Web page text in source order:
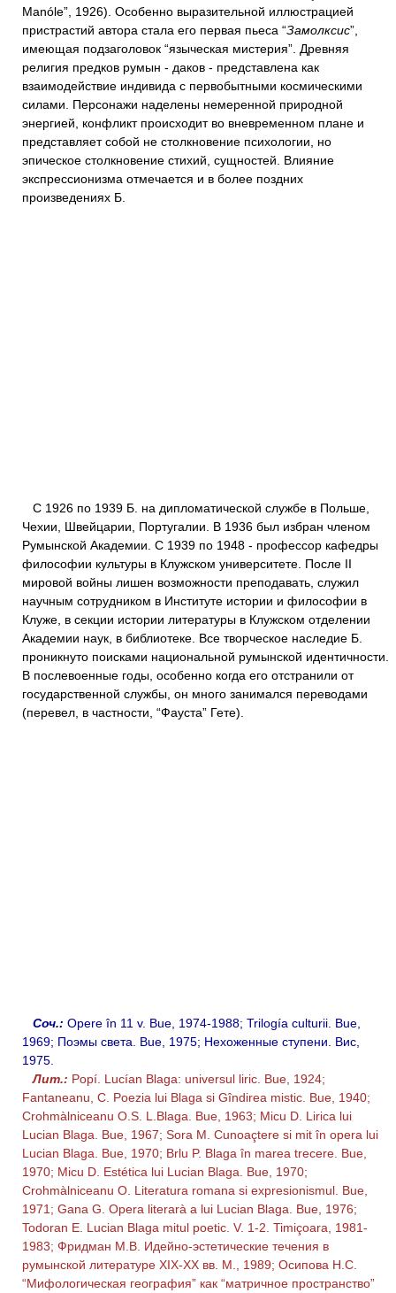
Manóle”, 1926). Особенно выразительной иллюстрацией
пристрастий автора стала его первая пьеса “Замолксис”,
имеющая подзаголовок “языческая мистерия”. Древняя
религия предков румын - даков - представлена как
взаимодействие индивида с первобытными космическими
силами. Персонажи наделены немеренной природной
энергией, конфликт происходит во вневременном плане и
представляет собой не столкновение психологии, но
эпическое столкновение стихий, сущностей. Влияние
экспрессионизма отмечается и в более поздних
произведениях Б.
С 1926 по 1939 Б. на дипломатической службе в Польше,
Чехии, Швейцарии, Португалии. В 1936 был избран членом
Румынской Академии. С 1939 по 1948 - профессор кафедры
философии культуры в Клужском университете. После II
мировой войны лишен возможности преподавать, служил
научным сотрудником в Институте истории и философии в
Клуже, в секции истории литературы в Клужском отделении
Академии наук, в библиотеке. Все творческое наследие Б.
проникнуто поисками национальной румынской идентичности.
В послевоенные годы, особенно когда его отстранили от
государственной службы, он много занимался переводами
(перевел, в частности, “Фауста” Гете).
Соч.: Opere în 11 v. Bue, 1974-1988; Trilogía culturii. Bue,
1969; Поэмы света. Bue, 1975; Heхоженные ступени. Вис,
1975.
Лит.: Popí. Lucían Blaga: universul liric. Bue, 1924;
Fantaneanu, С. Poezia lui Blaga si Gîndirea mistic. Bue, 1940;
Crohmàlniceanu O.S. L.Blaga. Bue, 1963; Micu D. Lirica lui
Lucian Blaga. Bue, 1967; Sora M. Cunoaçtere si mit în opera lui
Lucian Blaga. Bue, 1970; Brlu P. Blaga în marea trecere. Bue,
1970; Micu D. Estética lui Lucian Blaga. Bue, 1970;
Crohmàlniceanu O. Literatura romana si expresionismul. Bue,
1971; Gana G. Opera literarà a lui Lucian Blaga. Bue, 1976;
Todoran E. Lucian Blaga mitul poetic. V. 1-2. Timiçoara, 1981-
1983; Фридман M.B. Идейно-эстетические течения в
румынской литературе XIX-XX вв. М., 1989; Осипова Н.С.
“Мифологическая география” как “матричное пространство”